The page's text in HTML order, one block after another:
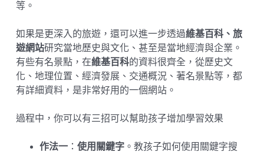
等。
如果是更深入的旅遊，還可以進一步透過維基百科、旅
遊網站研究當地歷史與文化、甚至是當地經濟與企業。
有些有名景點，在維基百科的資料很齊全，從歷史文
化、地理位置、經濟發展、交通概況、著名景點等，都
有詳細資料，是非常好用的一個網站。
過程中，你可以有三招可以幫助孩子增加學習效果
作法一： 使用關鍵字。教孩子如何使用關鍵字搜